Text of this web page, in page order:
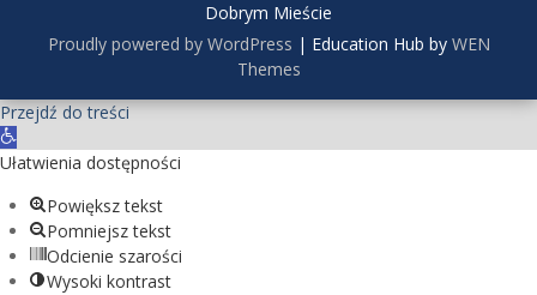
Dobrym Mieście
Proudly powered by WordPress | Education Hub by WEN
Themes
Przejdź do treści
O
tUłatwienia dostępności
Powiększ tekst
Pomniejsz tekst
Odcienie szarości
Wysoki kontrast